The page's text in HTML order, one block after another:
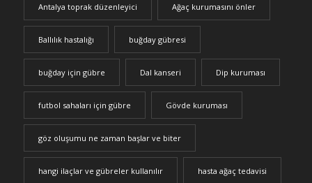
Antalya toprak düzenleyici Ağaç kurumasını önler
Ballılık hastalığı buğday gübresi
buğday için gübre Dal kanseri Dip kuruması
futbol sahaları için gübre Gövde kuruması
göz oluşumu ne zaman başlar ve biter
hangi ilaçlar ve gübreler kullanılır hasta ağaç tedavisi